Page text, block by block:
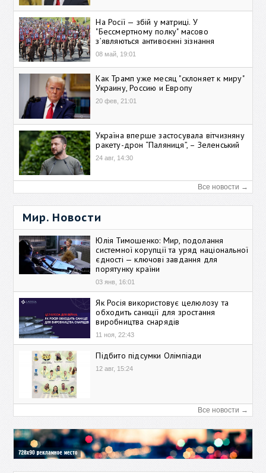
На Росії — збій у матриці. У
"Бессмертному полку" масово
зʼявляються антивоєнні зізнання
08 май, 19:01
Как Трамп уже месяц "склоняет к миру"
Украину, Россию и Европу
20 фев, 21:01
Україна вперше застосувала вітчизняну
ракету-дрон “Паляниця”, – Зеленський
24 авг, 14:30
Все новости →
Мир. Новости
Юлія Тимошенко: Мир, подолання
системної корупції та уряд національної
єдності — ключові завдання для
порятунку країни
03 янв, 16:01
Як Росія використовує целюлозу та
обходить санкції для зростання
виробництва снарядів
11 ноя, 22:43
Підбито підсумки Олімпіади
12 авг, 15:24
Все новости →